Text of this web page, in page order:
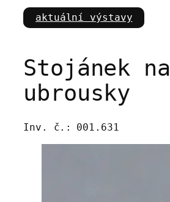
aktuální výstavy
Stojánek na
ubrousky
Inv. č.: 001.631